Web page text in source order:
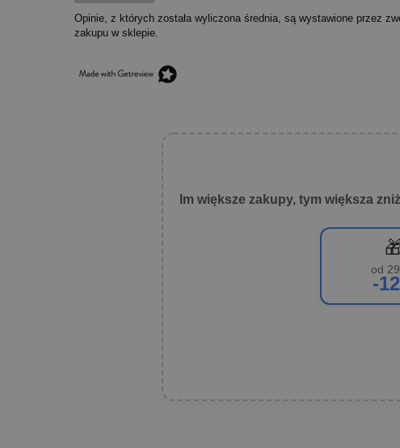
Opinie, z których została wyliczona średnia, są wystawione przez
zakupu w sklepie.
Im większe zakupy, tym większa
od
-